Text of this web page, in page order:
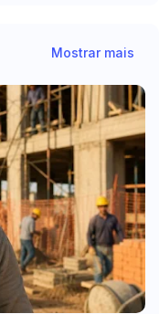
Mostrar mais